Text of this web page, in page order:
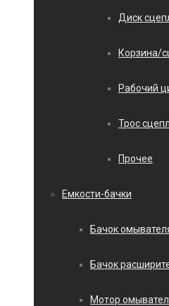
Диск
Корзина/
Рабочий
Трос
Прочее
Емкости-бачки
Бачок
Бачок
Мотор